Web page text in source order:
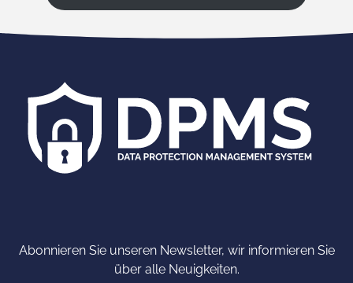
Abonnieren Sie unseren Newsletter, wir informieren Sie
über alle Neuigkeiten.